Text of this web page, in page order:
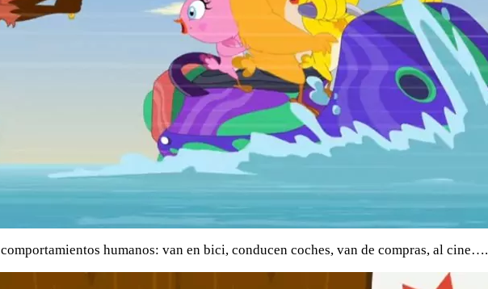
humanos: van en bici, conducen coches, van de compras, al cine….